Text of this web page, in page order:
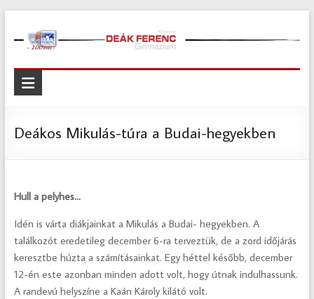
Kispesti
Ferenc
Deák
Deákos Mikulás-túra a Budai-hegyekben
Hull a pelyhes…
Idén is várta diákjainkat a Mikulás a Budai- hegyekben. A
találkozót eredetileg december 6-ra terveztük, de a zord időjárás
keresztbe húzta a számításainkat. Egy héttel később, december
12-én este azonban minden adott volt, hogy útnak indulhassunk.
A randevú helyszíne a Kaán Károly kilátó volt.